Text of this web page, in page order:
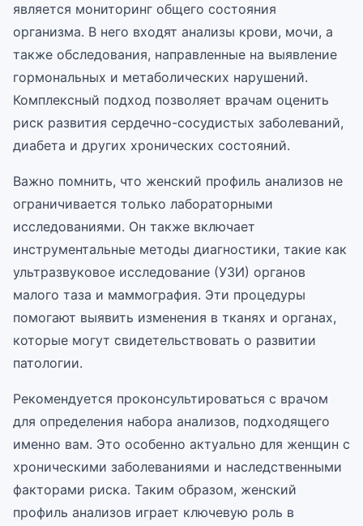
является мониторинг общего состояния
организма. В него входят анализы крови, мочи, а
также обследования, направленные на выявление
гормональных и метаболических нарушений.
Комплексный подход позволяет врачам оценить
риск развития сердечно-сосудистых заболеваний,
диабета и других хронических состояний.
Важно помнить, что женский профиль анализов не
ограничивается только лабораторными
исследованиями. Он также включает
инструментальные методы диагностики, такие как
ультразвуковое исследование (УЗИ) органов
малого таза и маммография. Эти процедуры
помогают выявить изменения в тканях и органах,
которые могут свидетельствовать о развитии
патологии.
Рекомендуется проконсультироваться с врачом
для определения набора анализов, подходящего
именно вам. Это особенно актуально для женщин с
хроническими заболеваниями и наследственными
факторами риска. Таким образом, женский
профиль анализов играет ключевую роль в